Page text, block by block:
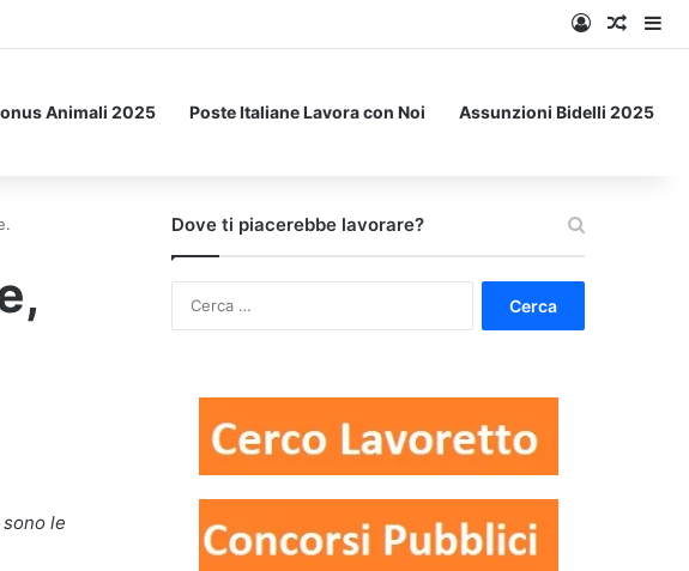
Accedi
Un
Animali 2025 Poste Italiane Lavora con Noi Assunzioni Bidelli 2025
le
Dove ti piacerebbe lavorare?